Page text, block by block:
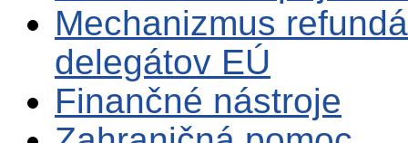
Mechanizmus
delegátov EÚ
Finančné nástroje